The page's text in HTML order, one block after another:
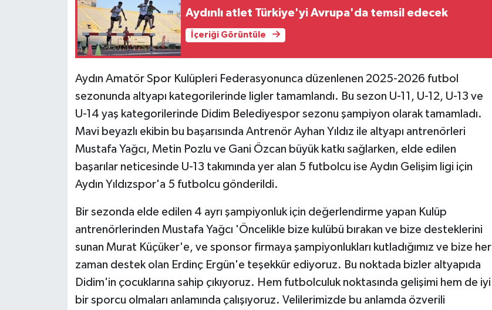
Aydınlı atlet Türkiye'yi Avrupa'da temsil edecek
İçeriği Görüntüle
Aydın Amatör Spor Kulüpleri Federasyonunca düzenlenen 2025-2026 futbol
sezonunda altyapı kategorilerinde ligler tamamlandı. Bu sezon U-11, U-12, U-13 ve
U-14 yaş kategorilerinde Didim Belediyespor sezonu şampiyon olarak tamamladı.
Mavi beyazlı ekibin bu başarısında Antrenör Ayhan Yıldız ile altyapı antrenörleri
Mustafa Yağcı, Metin Pozlu ve Gani Özcan büyük katkı sağlarken, elde edilen
başarılar neticesinde U-13 takımında yer alan 5 futbolcu ise Aydın Gelişim ligi için
Aydın Yıldızspor'a 5 futbolcu gönderildi.
Bir sezonda elde edilen 4 ayrı şampiyonluk için değerlendirme yapan Kulüp
antrenörlerinden Mustafa Yağcı 'Öncelikle bize kulübü bırakan ve bize desteklerini
sunan Murat Küçüker'e, ve sponsor firmaya şampiyonlukları kutladığımız ve bize her
zaman destek olan Erdinç Ergün'e teşekkür ediyoruz. Bu noktada bizler altyapıda
Didim'in çocuklarına sahip çıkıyoruz. Hem futbolculuk noktasında gelişimi hem de iyi
bir sporcu olmaları anlamında çalışıyoruz. Velilerimizde bu anlamda özverili